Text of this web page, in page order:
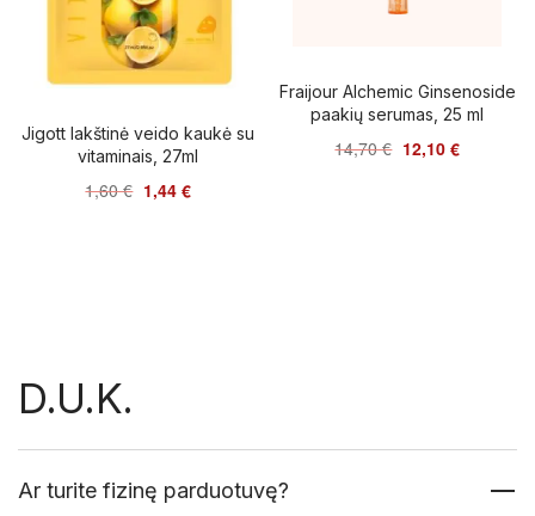
Jigott lakštinė veido kaukė su
vitaminais, 27ml
1,60€ 1,44 €
Fraijour Alchemic Ginsenoside
paakių serumas, 25 ml
14,70€ 12,10 €
D.U.K.
Ar turite fizinę parduotuvę?